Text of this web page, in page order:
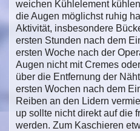
weichen Kühlelement
die Augen möglichst ruhig
Aktivität, insbesondere
ersten Stunden nach dem
ersten Woche nach der
Augen nicht mit Cremes
über die Entfernung der
ersten Wochen nach dem
Reiben an den Lidern
up sollte nicht direkt auf die
werden. Zum Kaschieren